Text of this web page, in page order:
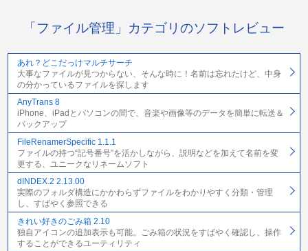
「ファイル管理」カテゴリのソフトレビュー
あれ？どこだっけマルチサーチ
大事なファイルが見つからない、そんな時に！名前は忘れたけど、中身
の分かっているファイルを探します
AnyTrans 8
iPhone、iPadとパソコンの間で、音楽や画像等のデータを簡単に転送＆
バックアップ
FileRenamerSpecific 1.1.1
ファイルの持つ“記号番号”を活かしながら、説明などを加えて名前を変
更する、ユニークなリネームソフト
dINDEX.2 2.13.00
実際のフォルダ構造にかかわらずファイルをわかりやすく分類・管理
し、すばやく参照できる
きれい好きのごみ箱 2.10
独自アイコンの追加表示も可能。ごみ箱の状況をすばやく確認し、操作
することができるユーティリティ